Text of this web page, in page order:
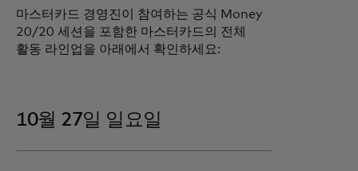
마스터카드 경영진이 참여하는 공식 Money
20/20 세션을 포함한 마스터카드의 전체
활동 라인업을 아래에서 확인하세요:
10월 27일 일요일